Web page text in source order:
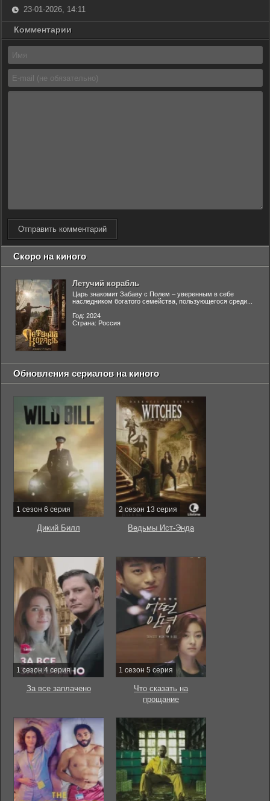
23-01-2026, 14:11
Комментарии
Отправить комментарий
Скоро на киного
Летучий корабль
Царь знакомит Забаву с Полем – уверенным в себе
наследником богатого семейства, пользующегося среди...
Год: 2024
Страна: Россия
Обновления сериалов на киного
1 сезон 6 серия
Дикий Билл
2 сезон 13 серия
Ведьмы Ист-Энда
1 сезон 4 серия
За все заплачено
1 сезон 5 серия
Что сказать на
прощание